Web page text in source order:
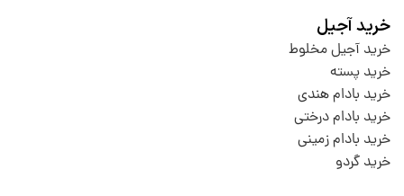
خرید آجیل
خرید آجیل مخلوط
خرید پسته
خرید بادام هندی
خرید بادام درختی
خرید بادام زمینی
خرید گردو